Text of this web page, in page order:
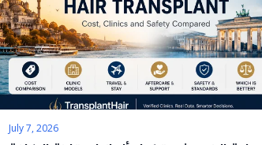
July 7, 2026